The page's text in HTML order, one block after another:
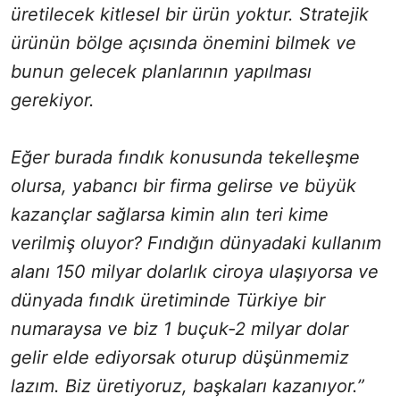
üretilecek kitlesel bir ürün yoktur. Stratejik
ürünün bölge açısında önemini bilmek ve
bunun gelecek planlarının yapılması
gerekiyor.
Eğer burada fındık konusunda tekelleşme
olursa, yabancı bir firma gelirse ve büyük
kazançlar sağlarsa kimin alın teri kime
verilmiş oluyor? Fındığın dünyadaki kullanım
alanı 150 milyar dolarlık ciroya ulaşıyorsa ve
dünyada fındık üretiminde Türkiye bir
numaraysa ve biz 1 buçuk-2 milyar dolar
gelir elde ediyorsak oturup düşünmemiz
lazım. Biz üretiyoruz, başkaları kazanıyor.”